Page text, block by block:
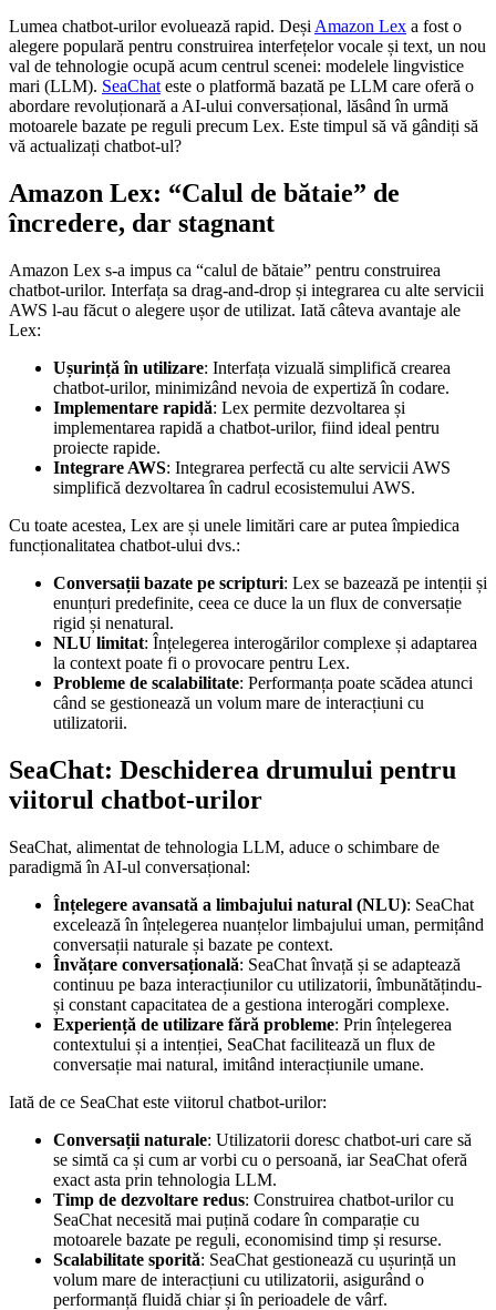
Lumea chatbot-urilor evoluează rapid. Deși Amazon Lex a fost o
alegere populară pentru construirea interfețelor vocale și text, un nou
val de tehnologie ocupă acum centrul scenei: modelele lingvistice
mari (LLM). SeaChat este o platformă bazată pe LLM care oferă o
abordare revoluționară a AI-ului conversațional, lăsând în urmă
motoarele bazate pe reguli precum Lex. Este timpul să vă gândiți să
vă actualizați chatbot-ul?
Amazon Lex: “Calul de bătaie” de
încredere, dar stagnant
Amazon Lex s-a impus ca “calul de bătaie” pentru construirea
chatbot-urilor. Interfața sa drag-and-drop și integrarea cu alte servicii
AWS l-au făcut o alegere ușor de utilizat. Iată câteva avantaje ale
Lex:
Ușurință în utilizare: Interfața vizuală simplifică crearea
chatbot-urilor, minimizând nevoia de expertiză în codare.
Implementare rapidă: Lex permite dezvoltarea și
implementarea rapidă a chatbot-urilor, fiind ideal pentru
proiecte rapide.
Integrare AWS: Integrarea perfectă cu alte servicii AWS
simplifică dezvoltarea în cadrul ecosistemului AWS.
Cu toate acestea, Lex are și unele limitări care ar putea împiedica
funcționalitatea chatbot-ului dvs.:
Conversații bazate pe scripturi: Lex se bazează pe intenții și
enunțuri predefinite, ceea ce duce la un flux de conversație
rigid și nenatural.
NLU limitat: Înțelegerea interogărilor complexe și adaptarea
la context poate fi o provocare pentru Lex.
Probleme de scalabilitate: Performanța poate scădea atunci
când se gestionează un volum mare de interacțiuni cu
utilizatorii.
SeaChat: Deschiderea drumului pentru
viitorul chatbot-urilor
SeaChat, alimentat de tehnologia LLM, aduce o schimbare de
paradigmă în AI-ul conversațional:
Înțelegere avansată a limbajului natural (NLU): SeaChat
excelează în înțelegerea nuanțelor limbajului uman, permițând
conversații naturale și bazate pe context.
Învățare conversațională: SeaChat învață și se adaptează
continuu pe baza interacțiunilor cu utilizatorii, îmbunătățindu-
și constant capacitatea de a gestiona interogări complexe.
Experiență de utilizare fără probleme: Prin înțelegerea
contextului și a intenției, SeaChat facilitează un flux de
conversație mai natural, imitând interacțiunile umane.
Iată de ce SeaChat este viitorul chatbot-urilor:
Conversații naturale: Utilizatorii doresc chatbot-uri care să
se simtă ca și cum ar vorbi cu o persoană, iar SeaChat oferă
exact asta prin tehnologia LLM.
Timp de dezvoltare redus: Construirea chatbot-urilor cu
SeaChat necesită mai puțină codare în comparație cu
motoarele bazate pe reguli, economisind timp și resurse.
Scalabilitate sporită: SeaChat gestionează cu ușurință un
volum mare de interacțiuni cu utilizatorii, asigurând o
performanță fluidă chiar și în perioadele de vârf.